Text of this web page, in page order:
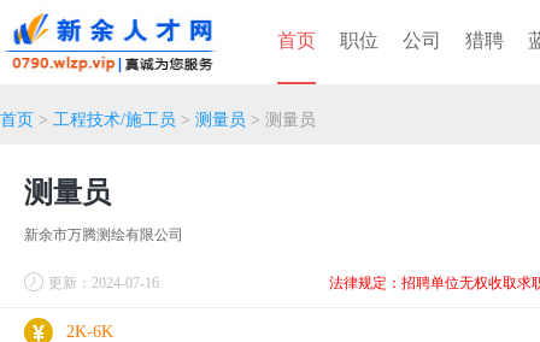
首页 职位 公司 猎聘
首页 > 工程技术/施工员 > 测量员 > 测量员
测量员
新余市万腾测绘有限公司
更新：2024-07-16 法律规定：招聘单位无权收取求
2K-6K